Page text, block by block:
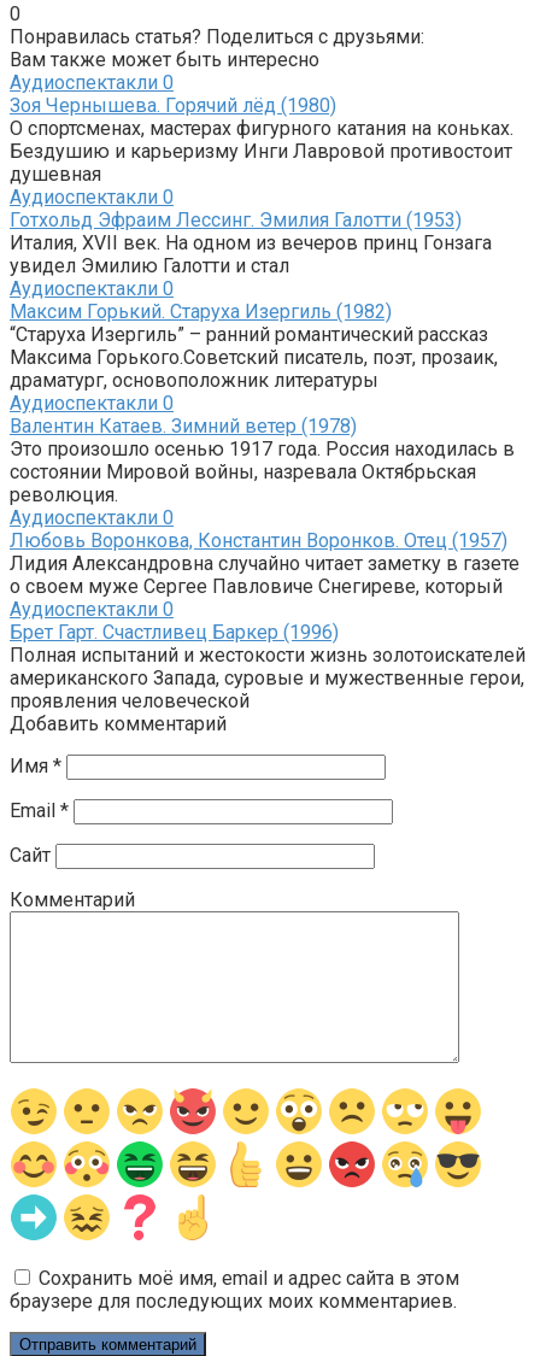
0
Понравилась статья? Поделиться с друзьями:
Вам также может быть интересно
Аудиоспектакли 0
Зоя Чернышева. Горячий лёд (1980)
О спортсменах, мастерах фигурного катания на коньках.
Бездушию и карьеризму Инги Лавровой противостоит
душевная
Аудиоспектакли 0
Готхольд Эфраим Лессинг. Эмилия Галотти (1953)
Италия, XVII век. На одном из вечеров принц Гонзага
увидел Эмилию Галотти и стал
Аудиоспектакли 0
Максим Горький. Старуха Изергиль (1982)
“Старуха Изергиль” – ранний романтический рассказ
Максима Горького.Советский писатель, поэт, прозаик,
драматург, основоположник литературы
Аудиоспектакли 0
Валентин Катаев. Зимний ветер (1978)
Это произошло осенью 1917 года. Россия находилась в
состоянии Мировой войны, назревала Октябрьская
революция.
Аудиоспектакли 0
Любовь Воронкова, Константин Воронков. Отец (1957)
Лидия Александровна случайно читает заметку в газете
о своем муже Сергее Павловиче Снегиреве, который
Аудиоспектакли 0
Брет Гарт. Счастливец Баркер (1996)
Полная испытаний и жестокости жизнь золотоискателей
американского Запада, суровые и мужественные герои,
проявления человеческой
Добавить комментарий
Имя *
Email *
Сайт
Комментарий
Сохранить моё имя, email и адрес сайта в этом
браузере для последующих моих комментариев.